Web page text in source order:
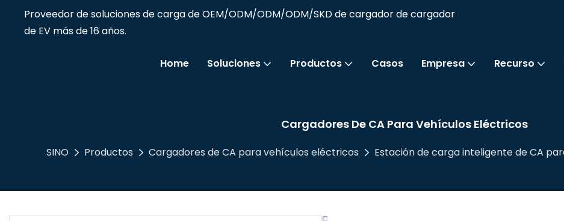
Proveedor de soluciones de carga de OEM/ODM/ODM/ODM/SKD de cargador de cargador
de EV más de 16 años.
Home Soluciones Productos Casos Empresa Recurso
Cargadores De CA Para Vehículos Eléctricos
SINO Productos Cargadores de CA para vehículos eléctricos Estación de carga inteligente de CA